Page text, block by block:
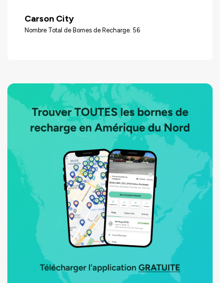
Carson City
Nombre Total de Bornes de Recharge: 56